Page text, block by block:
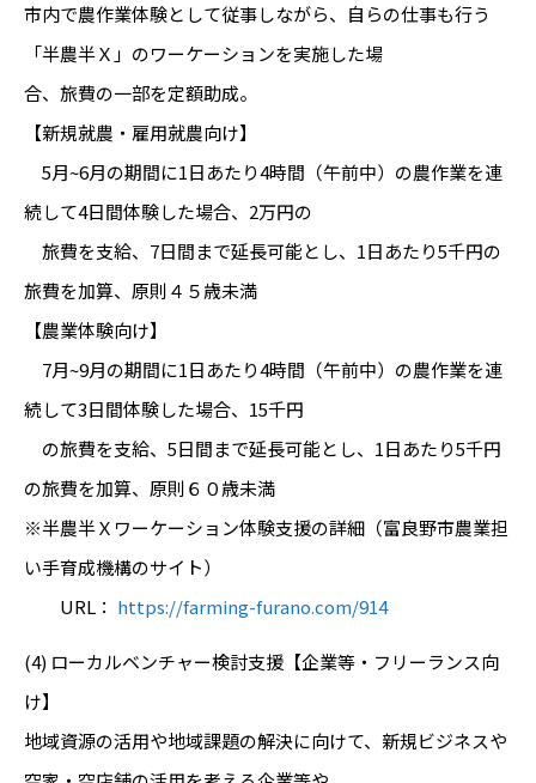
市内で農作業体験として従事しながら、自らの仕事も行う
「半農半Ｘ」のワーケーションを実施した場
合、旅費の一部を定額助成。
【新規就農・雇用就農向け】
5月~6月の期間に1日あたり4時間（午前中）の農作業を連
続して4日間体験した場合、2万円の
旅費を支給、7日間まで延長可能とし、1日あたり5千円の
旅費を加算、原則４５歳未満
【農業体験向け】
7月~9月の期間に1日あたり4時間（午前中）の農作業を連
続して3日間体験した場合、15千円
の旅費を支給、5日間まで延長可能とし、1日あたり5千円
の旅費を加算、原則６０歳未満
※半農半Ｘワーケーション体験支援の詳細（富良野市農業担
い手育成機構のサイト）
URL： https://farming-furano.com/914
(4) ローカルベンチャー検討支援【企業等・フリーランス向
け】
地域資源の活用や地域課題の解決に向けて、新規ビジネスや